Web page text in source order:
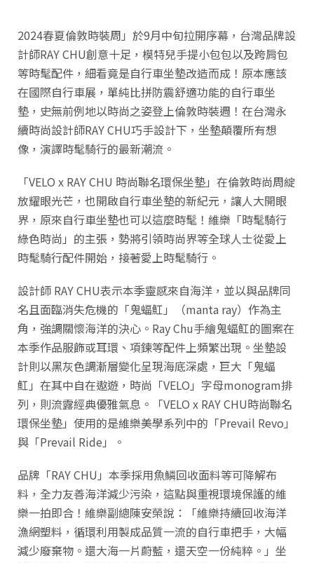
2024春夏倫敦時裝周」於9月中旬拉開序幕，台灣品牌設
計師RAY CHU創意十足，模特兒手提小包包以及跨肩包
等時髦配件，細看竟是自行車坐墊改造而成！原本應該
在國際自行車展，單純比拼防震舒適功能的自行車坐
墊，史無前例地以時尚之姿登上倫敦時裝週！在台灣永
續時尚設計師RAY CHU巧手設計下，坐墊顛覆所有想
像，演譯時髦騎行的最新潮流。
「VELO x RAY CHU 時尚聯名環保坐墊」在倫敦時尚周綻
放耀眼光芒，也開啟自行車坐墊的新紀元，讓人大開眼
界，原來自行車坐墊也可以這麼時髦！維樂「時髦騎行
綠色時尚」的主張，勢將引領時尚界等全球人士從愛上
時髦騎行配件開始，接著愛上時髦騎行。
設計師 RAY CHU表示本季靈感來自海洋，並以與品牌同
名且面臨消失危機的「鬼蝠魟」（manta ray）作為主
角，強調關懷海洋的決心。Ray Chu手繪鬼蝠魟的圖案在
本季作品服飾或耳環、項鍊等配件上頻繁出現。坐墊設
計則以黑灰色調漸層變化呈現海底深處，巨大「鬼蝠
魟」在其中自在遨遊，時尚「VELO」字母monogram排
列，則流露經典優雅氣息。「VELO x RAY CHU時尚聯名
環保坐墊」使用的是維樂美學系列中的「Prevail Revo」
與「Prevail Ride」。
品牌「RAY CHU」本季採用魚鱗回收面料等可降解布
料，全力友善海洋減少污染，這點與重視環境保護的維
樂一拍即合！維樂副總陳安榮說：「維樂持續回收海洋
漁網塑料，循環利用製成品質一流的自行車把手，大幅
減少廢棄物。還大海一片蔚藍，還天空一份純粹。」坐